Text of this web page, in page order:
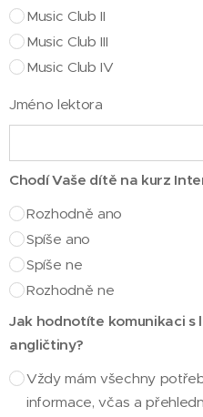
Music Club II
Music Club III
Music Club IV
Jméno lektora
Chodí Vaše dítě na kurz
Rozhodně ano
Spíše ano
Spíše ne
Rozhodně ne
Jak hodnotíte komunikaci
angličtiny?
Vždy mám všechny
informace, včas a